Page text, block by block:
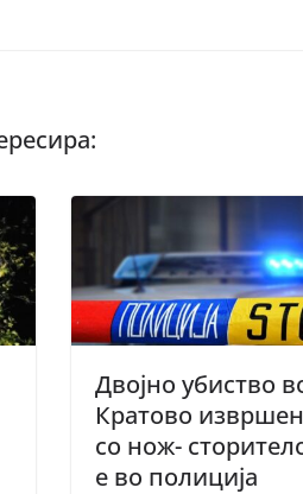
Двојно убиство
Кратово
со нож-
е во полиција